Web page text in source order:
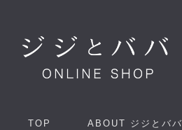
TOP ABOUT ジジとババ